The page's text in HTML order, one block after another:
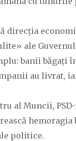
ale
banii băgați
au livrat,
al Muncii,
politice.